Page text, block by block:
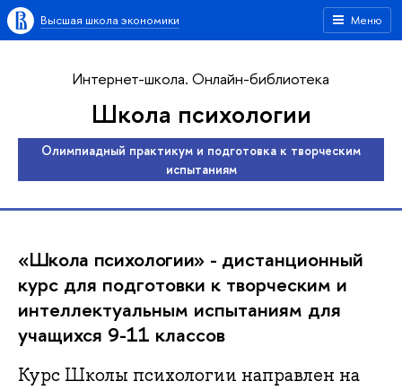
Меню
Высшая школа экономики
Интернет-школа. Онлайн-библиотека
Школа психологии
Олимпиадный практикум и подготовка к творческим
испытаниям
«Школа психологии» - дистанционный
курс для подготовки к творческим и
интеллектуальным испытаниям для
учащихся 9-11 классов
Курс Школы психологии направлен на